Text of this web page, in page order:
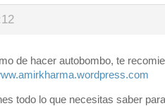
de hacer autobombo, te
todo lo que necesitas saber